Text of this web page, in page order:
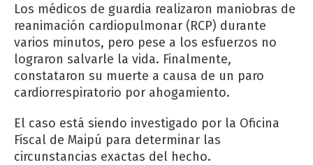
Los médicos de guardia realizaron maniobras de
reanimación cardiopulmonar (RCP) durante
varios minutos, pero pese a los esfuerzos no
lograron salvarle la vida. Finalmente,
constataron su muerte a causa de un paro
cardiorrespiratorio por ahogamiento.
El caso está siendo investigado por la Oficina
Fiscal de Maipú para determinar las
circunstancias exactas del hecho.